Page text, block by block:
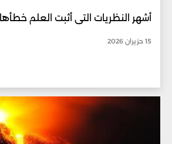
أشهر النظريات التي أثبت العلم خطأها
15 حزيران 2026